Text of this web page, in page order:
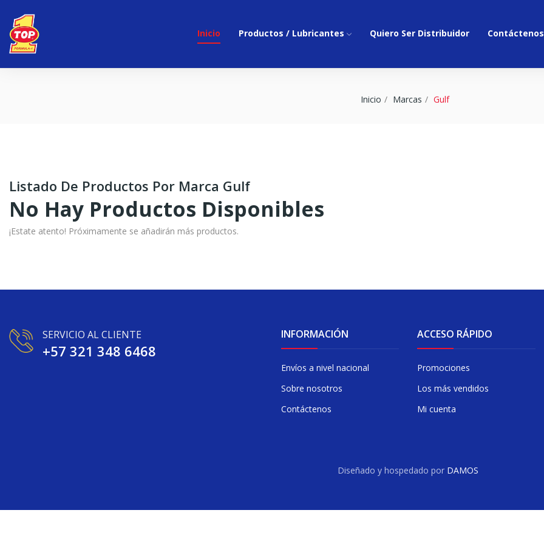
Inicio Productos / Lubricantes Quiero Ser Distribuidor Contáctenos
Inicio Marcas Gulf
Listado De Productos Por Marca Gulf
No Hay Productos Disponibles
¡Estate atento! Próximamente se añadirán más productos.
SERVICIO AL CLIENTE
+57 321 348 6468
INFORMACIÓN
Envíos a nivel nacional
Sobre nosotros
Contáctenos
ACCESO RÁPIDO
Promociones
Los más vendidos
Mi cuenta
Diseñado y hospedado por DAMOS